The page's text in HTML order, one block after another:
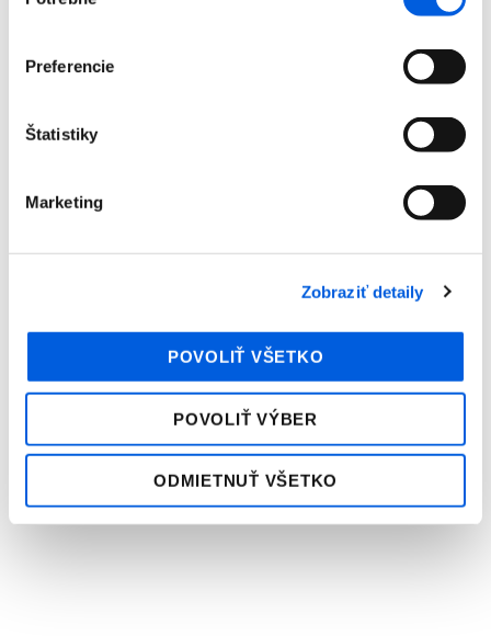
Preferencie
Štatistiky
Marketing
Zobraziť detaily
POVOLIŤ VŠETKO
POVOLIŤ VÝBER
ODMIETNUŤ VŠETKO
Peňaženka pánska - Tom Tailor
35,99€